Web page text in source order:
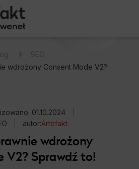
SEO
wdrożony Consent Mode V2?
01.10.2024
autor:Artefakt
wdrożony
V2? Sprawdź to!